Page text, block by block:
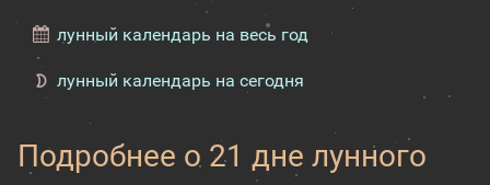
лунный календарь на весь год
лунный календарь на сегодня
Подробнее о 21 дне лунного